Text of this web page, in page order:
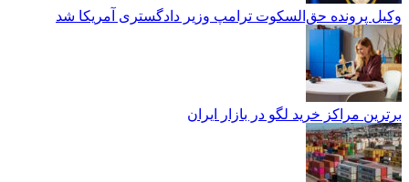
وکیل پرونده حق‌السکوت ترامپ وزیر دادگستری آمریکا شد
برترین مراکز خرید لگو در بازار ایران